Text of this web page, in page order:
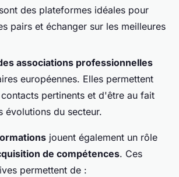
des plateformes idéales pour
pairs et échanger sur les meilleures
associations professionnelles
européennes. Elles permettent
pertinents et d'être au fait
évolutions du secteur.
jouent également un rôle
de compétences. Ces
permettent de :